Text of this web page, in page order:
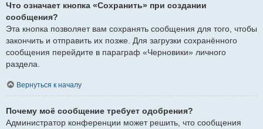
Что означает кнопка «Сохранить» при создании
сообщения?
Эта кнопка позволяет вам сохранять сообщения для того, чтобы
закончить и отправить их позже. Для загрузки сохранённого
сообщения перейдите в параграф «Черновики» личного
раздела.
Вернуться к началу
Почему моё сообщение требует одобрения?
Администратор конференции может решить, что сообщения